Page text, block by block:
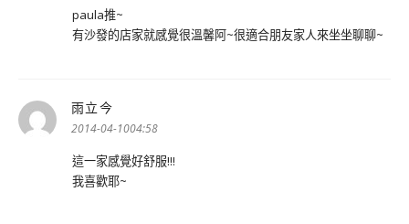
paula推~
有沙發的店家就感覺很溫馨阿~很適合朋友家人來坐坐聊聊~
雨立今
示:
2014-04-1004:58
這一家感覺好舒服!!!
我喜歡耶~